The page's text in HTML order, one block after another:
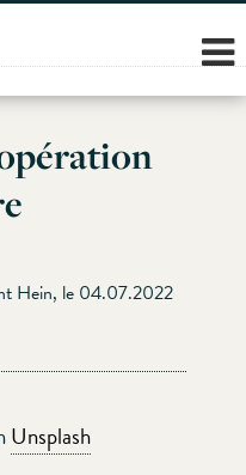
Hein, le 04.07.2022
Unsplash